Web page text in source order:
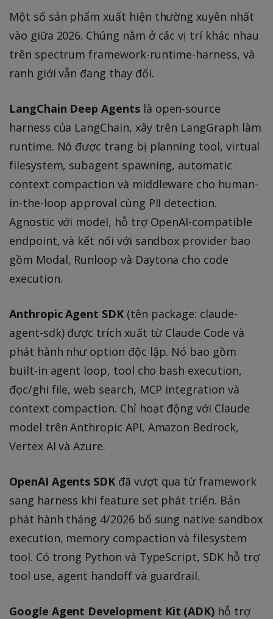
Một số sản phẩm xuất hiện thường xuyên nhất
vào giữa 2026. Chúng nằm ở các vị trí khác nhau
trên spectrum framework-runtime-harness, và
ranh giới vẫn đang thay đổi.
LangChain Deep Agentslà open-source
harness của LangChain, xây trên LangGraph làm
runtime. Nó được trang bị planning tool, virtual
filesystem, subagent spawning, automatic
context compaction và middleware cho human-
in-the-loop approval cùng PII detection.
Agnostic với model, hỗ trợ OpenAI-compatible
endpoint, và kết nối với sandbox provider bao
gồm Modal, Runloop và Daytona cho code
execution.
Anthropic Agent SDK(tên package: claude-
agent-sdk) được trích xuất từ Claude Code và
phát hành như option độc lập. Nó bao gồm
built-in agent loop, tool cho bash execution,
đọc/ghi file, web search, MCP integration và
context compaction. Chỉ hoạt động với Claude
model trên Anthropic API, Amazon Bedrock,
Vertex AI và Azure.
OpenAI Agents SDK đã vượt qua từ framework
sang harness khi feature set phát triển. Bản
phát hành tháng 4/2026 bổ sung native sandbox
execution, memory compaction và filesystem
tool. Có trong Python và TypeScript, SDK hỗ trợ
tool use, agent handoff và guardrail.
Google Agent Development Kit (ADK) hỗ trợ